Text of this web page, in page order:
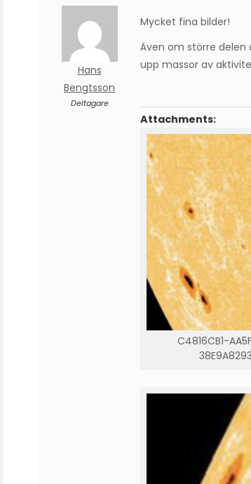
Hans
Bengtsson
Deltagare
Mycket fina bilder!
Även om större delen
upp massor av
Attachments:
C4816CB1-